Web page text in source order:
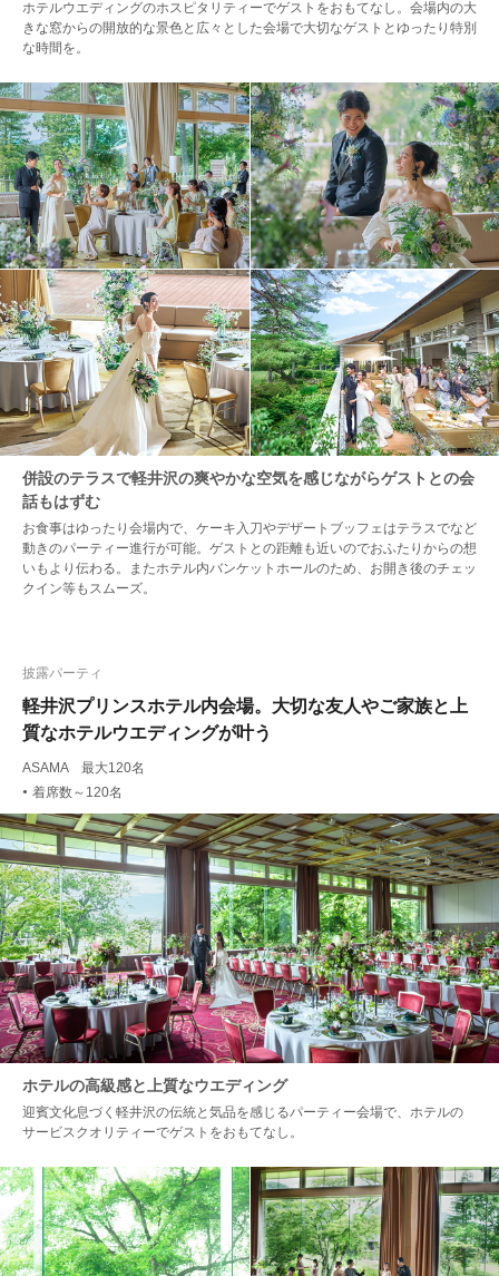
ホテルウエディングのホスピタリティーでゲストをおもてなし。会場内の大
きな窓からの開放的な景色と広々とした会場で大切なゲストとゆったり特別
な時間を。
併設のテラスで軽井沢の爽やかな空気を感じながらゲストとの会
話もはずむ
お食事はゆったり会場内で、ケーキ入刀やデザートブッフェはテラスでなど
動きのパーティー進行が可能。ゲストとの距離も近いのでおふたりからの想
いもより伝わる。またホテル内バンケットホールのため、お開き後のチェッ
クイン等もスムーズ。
軽井沢プリンスホテル内会場。大切な友人やご家族と上
質なホテルウエディングが叶う
披露パーティ
ASAMA 最大120名
● 着席数～120名
ホテルの高級感と上質なウエディング
迎賓文化息づく軽井沢の伝統と気品を感じるパーティー会場で、ホテルの
サービスクオリティーでゲストをおもてなし。